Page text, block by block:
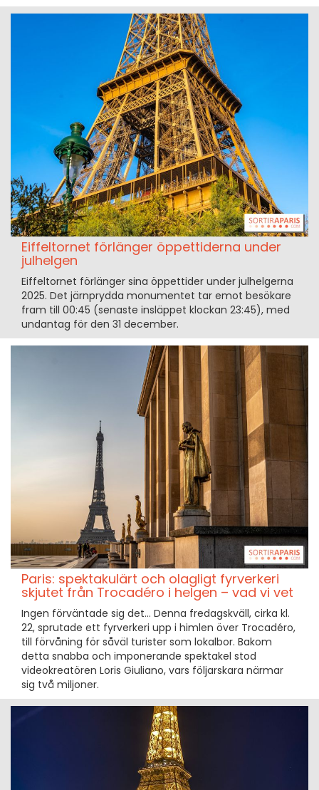
Eiffeltornet förlänger öppettiderna under
julhelgen
Eiffeltornet förlänger sina öppettider under julhelgerna
2025. Det järnprydda monumentet tar emot besökare
fram till 00:45 (senaste insläppet klockan 23:45), med
undantag för den 31 december.
Paris: spektakulärt och olagligt fyrverkeri
skjutet från Trocadéro i helgen – vad vi vet
Ingen förväntade sig det… Denna fredagskväll, cirka kl.
22, sprutade ett fyrverkeri upp i himlen över Trocadéro,
till förvåning för såväl turister som lokalbor. Bakom
detta snabba och imponerande spektakel stod
videokreatören Loris Giuliano, vars följarskara närmar
sig två miljoner.